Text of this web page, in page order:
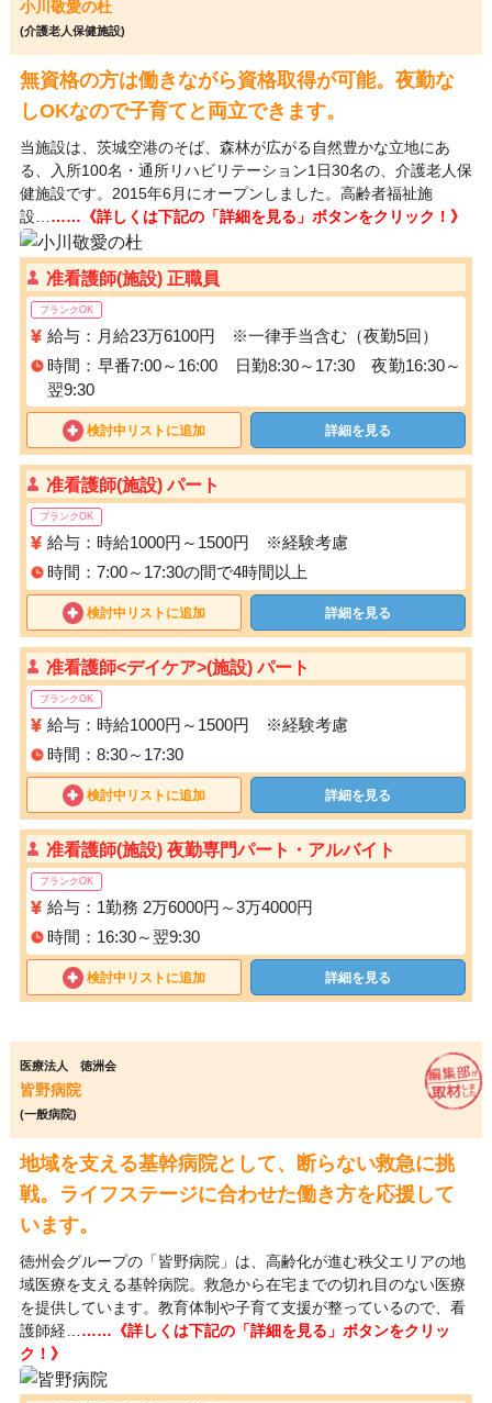
小川敬愛の杜
(介護老人保健施設)
無資格の方は働きながら資格取得が可能。夜勤な
しOKなので子育てと両立できます。
当施設は、茨城空港のそば、森林が広がる自然豊かな立地にあ
る、入所100名・通所リハビリテーション1日30名の、介護老人保
健施設です。2015年6月にオープンしました。高齢者福祉施
設… ……《詳しくは下記の「詳細を見る」ボタンをクリック！》
准看護師(施設) 正職員
ブランクOK
給与：月給23万6100円 ※一律手当含む（夜勤5回）
時間：早番7:00～16:00 日勤8:30～17:30 夜勤16:30～
翌9:30
検討中リストに追加 詳細を見る
准看護師(施設) パート
ブランクOK
給与：時給1000円～1500円 ※経験考慮
時間：7:00～17:30の間で4時間以上
検討中リストに追加 詳細を見る
准看護師<デイケア>(施設) パート
ブランクOK
給与：時給1000円～1500円 ※経験考慮
時間：8:30～17:30
検討中リストに追加 詳細を見る
准看護師(施設) 夜勤専門パート・アルバイト
ブランクOK
給与：1勤務 2万6000円～3万4000円
時間：16:30～翌9:30
検討中リストに追加 詳細を見る
医療法人 徳洲会
皆野病院
(一般病院)
地域を支える基幹病院として、断らない救急に挑
戦。ライフステージに合わせた働き方を応援して
います。
徳州会グループの「皆野病院」は、高齢化が進む秩父エリアの地
域医療を支える基幹病院。救急から在宅までの切れ目のない医療
を提供しています。教育体制や子育て支援が整っているので、看
護師経… ……《詳しくは下記の「詳細を見る」ボタンをクリッ
ク！》